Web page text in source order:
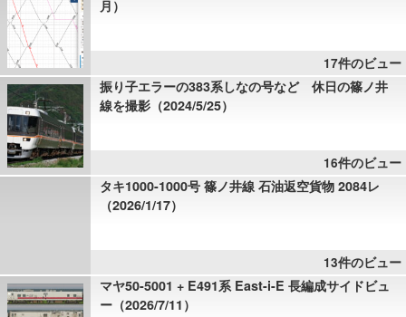
月）
17件のビュー
振り子エラーの383系しなの号など 休日の篠ノ井
線を撮影（2024/5/25）
16件のビュー
タキ1000-1000号 篠ノ井線 石油返空貨物 2084レ
（2026/1/17）
13件のビュー
マヤ50-5001 + E491系 East-i-E 長編成サイドビュ
ー（2026/7/11）